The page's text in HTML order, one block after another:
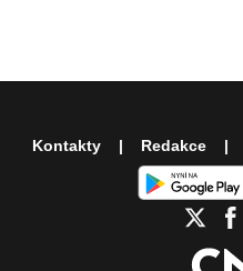
Kontakty Redakce